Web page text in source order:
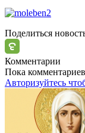
Поделиться
Комментарии
Пока
Авторизуйтесь